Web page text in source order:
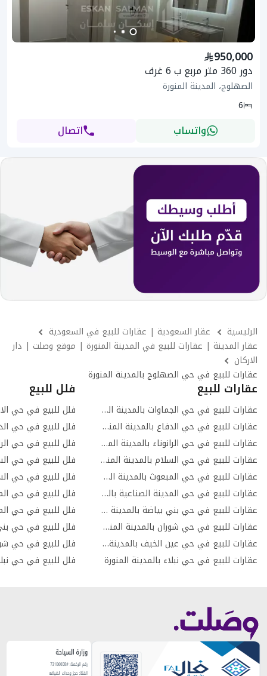
950,000
دور 360 متر مربع ب 6 غرف
الصهلوج، المدينة المنورة
6
واتساب اتصال
الرئيسية
عقار السعودية | عقارات للبيع في السعودية
عقار المدينة | عقارات للبيع في المدينة المنورة | موقع وصلت | دار
الاركان
عقارات للبيع في حي الصهلوج بالمدينة المنورة
عقارات للبيع
عقارات للبيع في حي الجماوات بالمدينة المنورة
عقارات للبيع في حي الدفاع بالمدينة المنورة
عقارات للبيع في حي الرانوناء بالمدينة المنورة
عقارات للبيع في حي السلام بالمدينة المنورة
عقارات للبيع في حي المبعوث بالمدينة المنورة
عقارات للبيع في حي المدينة الصناعية بالمدينة المنورة
عقارات للبيع في حي بني بياضة بالمدينة المنورة
عقارات للبيع في حي شوران بالمدينة المنورة
عقارات للبيع في حي عين الخيف بالمدينة المنورة
عقارات للبيع في حي نبلاء بالمدينة المنورة
فلل للبيع
فلل للبيع في حي
فلل للبيع في حي
فلل للبيع في حي
فلل للبيع في حي
فلل للبيع في حي
فلل للبيع في حي
فلل للبيع في حي
فلل للبيع في حي